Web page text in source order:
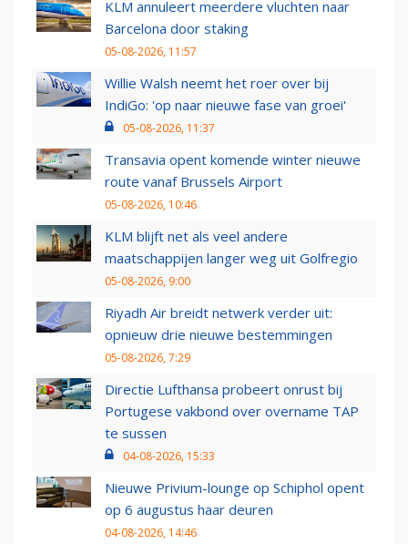
KLM annuleert meerdere vluchten naar
Barcelona door staking
05-08-2026, 11:57
Willie Walsh neemt het roer over bij
IndiGo: 'op naar nieuwe fase van groei'
05-08-2026, 11:37
Transavia opent komende winter nieuwe
route vanaf Brussels Airport
05-08-2026, 10:46
KLM blijft net als veel andere
maatschappijen langer weg uit Golfregio
05-08-2026, 9:00
Riyadh Air breidt netwerk verder uit:
opnieuw drie nieuwe bestemmingen
05-08-2026, 7:29
Directie Lufthansa probeert onrust bij
Portugese vakbond over overname TAP
te sussen
04-08-2026, 15:33
Nieuwe Privium-lounge op Schiphol opent
op 6 augustus haar deuren
04-08-2026, 14:46